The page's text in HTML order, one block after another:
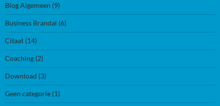
Blog Algemeen (9)
Business Brandal (6)
Citaat (14)
Coaching (2)
Download (3)
Geen categorie (1)